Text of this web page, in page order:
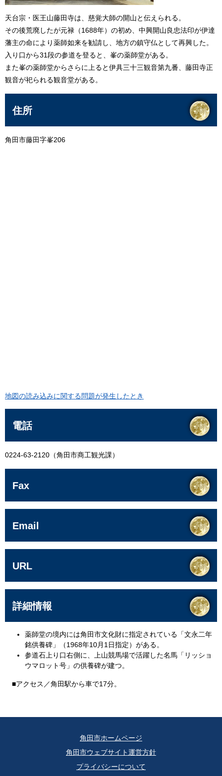
天台宗・医王山藤田寺は、慈覚大師の開山と伝えられる。
その後荒廃したが元禄（1688年）の初め、中興開山良忠法印が伊達
藩主の命により薬師如来を勧請し、地方の鎮守仏として再興した。
入り口から31段の参道を登ると、峯の薬師堂がある。
また峯の薬師堂からさらに上ると伊具三十三観音第九番、藤田寺正
観音が祀られる観音堂がある。
住所
角田市藤田字峯206
地図の読み込みに関する問題が発生したとき
電話
0224-63-2120（角田市商工観光課）
Fax
Email
URL
詳細情報
薬師堂の境内には角田市文化財に指定されている「文永二年
銘供養碑」（1968年10月1日指定）がある。
参道石上り口右側に、上山競馬場で活躍した名馬「リッショ
ウマロット号」の供養碑が建つ。
■アクセス／角田駅から車で17分。
角田市ホームページ
角田市ウェブサイト運営方針
プライバシーについて